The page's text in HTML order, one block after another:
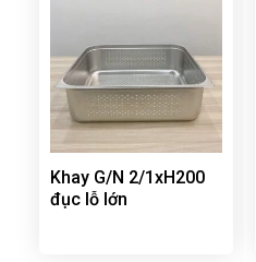
Khay G/N 2/1xH200
đục lỗ lớn